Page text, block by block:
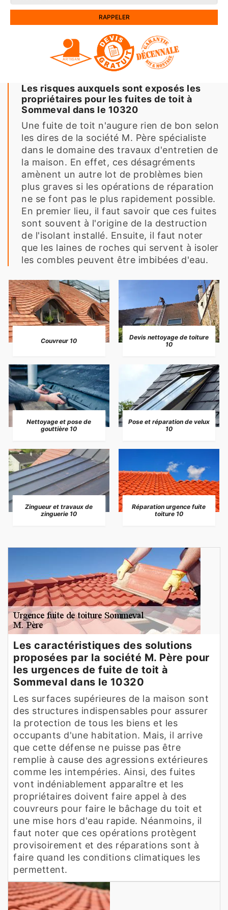
Les risques auxquels sont exposés les
propriétaires pour les fuites de toit à
Sommeval dans le 10320
Une fuite de toit n'augure rien de bon selon
les dires de la société M. Père spécialiste
dans le domaine des travaux d'entretien de
la maison. En effet, ces désagréments
amènent un autre lot de problèmes bien
plus graves si les opérations de réparation
ne se font pas le plus rapidement possible.
En premier lieu, il faut savoir que ces fuites
sont souvent à l'origine de la destruction
de l'isolant installé. Ensuite, il faut noter
que les laines de roches qui servent à isoler
les combles peuvent être imbibées d'eau.
Couvreur 10
Devis nettoyage de toiture
10
Nettoyage et pose de
gouttière 10
Pose et réparation de velux
10
Zingueur et travaux de
zinguerie 10
Réparation urgence fuite
toiture 10
Les caractéristiques des solutions
proposées par la société M. Père pour
les urgences de fuite de toit à
Sommeval dans le 10320
Les surfaces supérieures de la maison sont
des structures indispensables pour assurer
la protection de tous les biens et les
occupants d'une habitation. Mais, il arrive
que cette défense ne puisse pas être
remplie à cause des agressions extérieures
comme les intempéries. Ainsi, des fuites
vont indéniablement apparaître et les
propriétaires doivent faire appel à des
couvreurs pour faire le bâchage du toit et
une mise hors d'eau rapide. Néanmoins, il
faut noter que ces opérations protègent
provisoirement et des réparations sont à
faire quand les conditions climatiques les
permettent.